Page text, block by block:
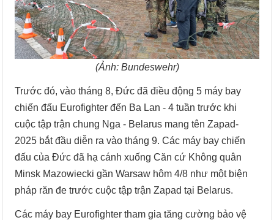
(Ảnh: Bundeswehr)
Trước đó, vào tháng 8, Đức đã điều động 5 máy bay
chiến đấu Eurofighter đến Ba Lan - 4 tuần trước khi
cuộc tập trận chung Nga - Belarus mang tên Zapad-
2025 bắt đầu diễn ra vào tháng 9. Các máy bay chiến
đấu của Đức đã hạ cánh xuống Căn cứ Không quân
Minsk Mazowiecki gần Warsaw hôm 4/8 như một biện
pháp răn đe trước cuộc tập trận Zapad tại Belarus.
Các máy bay Eurofighter tham gia tăng cường bảo vệ